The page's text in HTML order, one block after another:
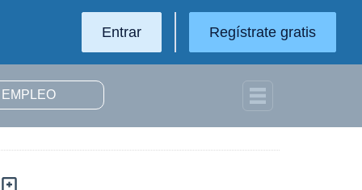
Entrar Regístrate gratis